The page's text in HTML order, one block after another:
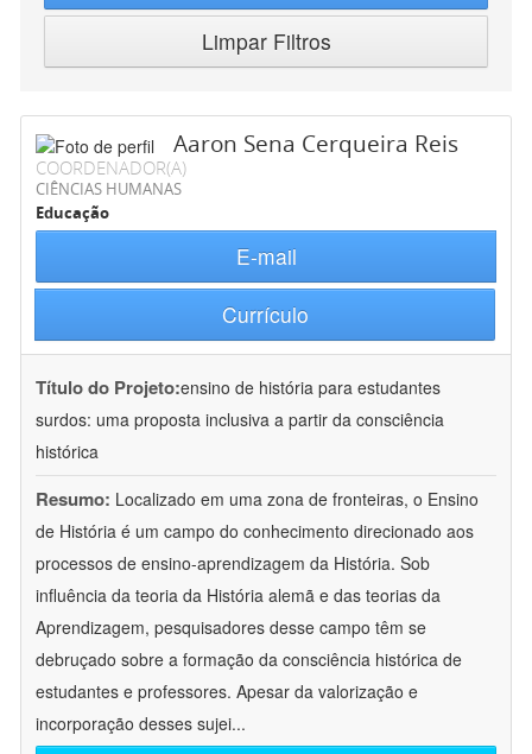
Limpar Filtros
Aaron Sena Cerqueira Reis
COORDENADOR(A)
CIÊNCIAS HUMANAS
Educação
E-mail
Currículo
Título do Projeto:ensino de história para estudantes
surdos: uma proposta inclusiva a partir da consciência
histórica
Resumo: Localizado em uma zona de fronteiras, o Ensino
de História é um campo do conhecimento direcionado aos
processos de ensino-aprendizagem da História. Sob
influência da teoria da História alemã e das teorias da
Aprendizagem, pesquisadores desse campo têm se
debruçado sobre a formação da consciência histórica de
estudantes e professores. Apesar da valorização e
incorporação desses sujei...